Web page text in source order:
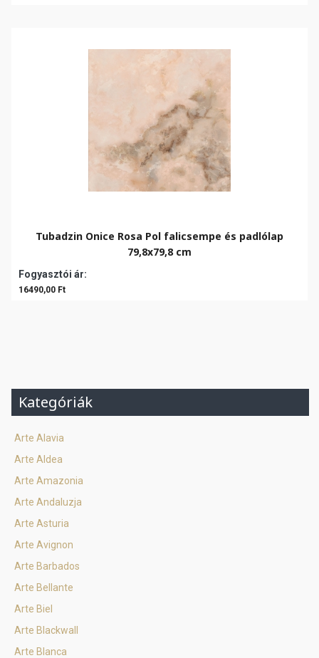
Tubadzin Onice Rosa Pol falicsempe és padlólap
79,8x79,8 cm
Fogyasztói ár:
16490,00 Ft
Kategóriák
Arte Alavia
Arte Aldea
Arte Amazonia
Arte Andaluzja
Arte Asturia
Arte Avignon
Arte Barbados
Arte Bellante
Arte Biel
Arte Blackwall
Arte Blanca